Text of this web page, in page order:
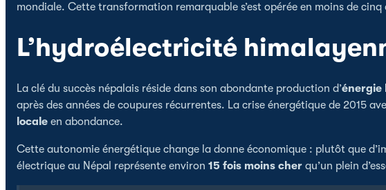
mondiale. Cette transformation remarquable s’est opérée en moins de
L’hydroélectricité
La clé du succès népalais réside dans son abondante production d’énergie
après des années de coupures récurrentes. La crise énergétique de 2015
locale en abondance.
Cette autonomie énergétique change la donne économique : plutôt que
électrique au Népal représente environ 15 fois moins cher qu’un plein